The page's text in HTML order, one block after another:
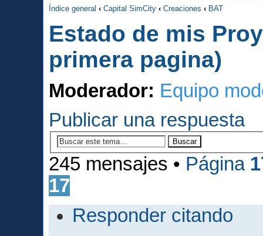
Índice general ‹ Capital SimCity ‹ Creaciones ‹ BAT
Estado de mis
primera pagina)
Moderador: Equipo
Publicar una respuesta
245 mensajes • Página
17
Responder citando